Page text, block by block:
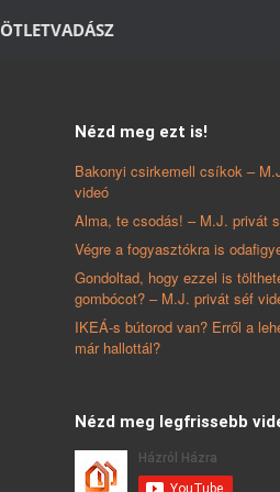
ÖTLETVADÁSZ
Nézd meg ezt is!
Bakonyi csirkemell csíkok –
videó
Alma, te csodás! – M.J. privát
Végre a fogyasztókra is
Gondoltad, hogy ezzel is
gombócot? – M.J. privát séf
IKEÁ-s bútorod van? Erről a
már hallottál?
Nézd meg legfrissebb